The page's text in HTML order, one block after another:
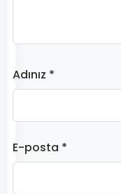
Adınız *
E-posta *